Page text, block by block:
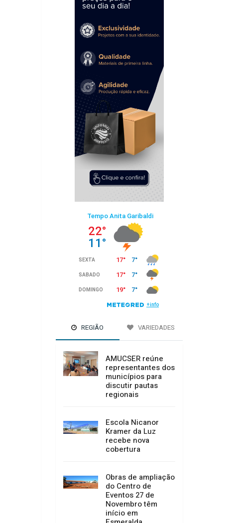
REGIÃO VARIEDADES
AMUCSER reúne
representantes dos
municípios para
discutir pautas
regionais
Escola Nicanor
Kramer da Luz
recebe nova
cobertura
Obras de ampliação
do Centro de
Eventos 27 de
Novembro têm
início em